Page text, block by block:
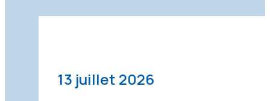
13 juillet 2026